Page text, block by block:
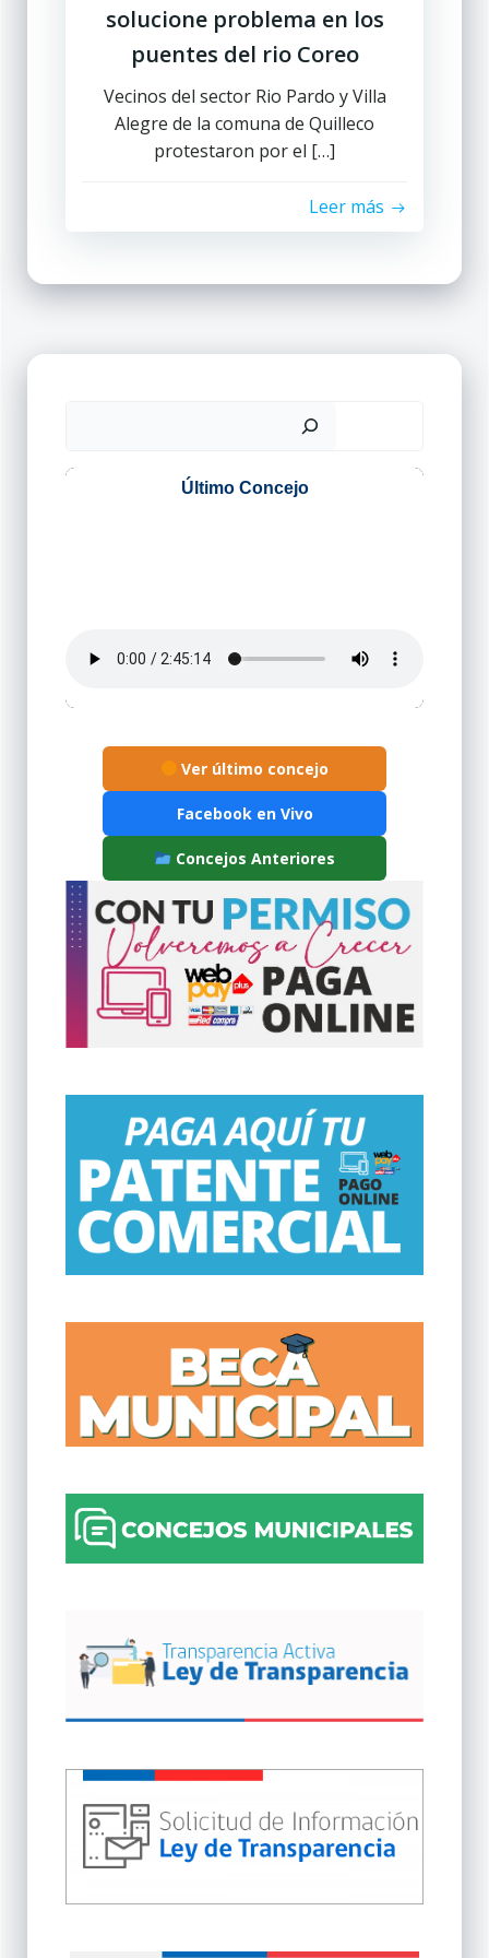
solucione problema en los
puentes del rio Coreo
Vecinos del sector Rio Pardo y Villa
Alegre de la comuna de Quilleco
protestaron por el […]
Leer más
Ver último concejo
Facebook en Vivo
Concejos Anteriores